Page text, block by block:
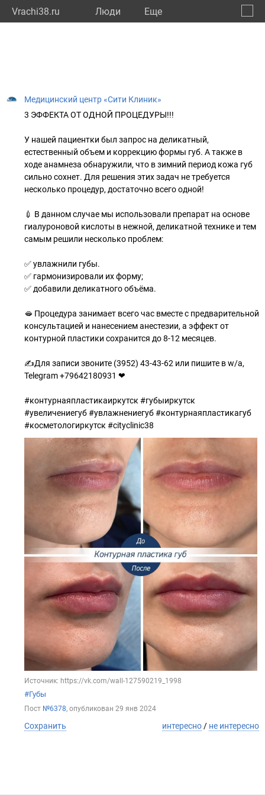
Vrachi38.ru Люди Eще
Медицинский центр «Сити Клиник»
3 ЭФФЕКТА ОТ ОДНОЙ ПРОЦЕДУРЫ!!!
У нашей пациентки был запрос на деликатный,
естественный объем и коррекцию формы губ. А также в
ходе анамнеза обнаружили, что в зимний период кожа губ
сильно сохнет. Для решения этих задач не требуется
несколько процедур, достаточно всего одной!
💉 В данном случае мы использовали препарат на основе
гиалуроновой кислоты в нежной, деликатной технике и тем
самым решили несколько проблем:
✅ увлажнили губы.
✅ гармонизировали их форму;
✅ добавили деликатного объёма.
🫦 Процедура занимает всего час вместе с предварительной
консультацией и нанесением анестезии, а эффект от
контурной пластики сохранится до 8-12 месяцев.
✍Для записи звоните (3952) 43-43-62 или пишите в w/a,
Telegram +79642180931 ❤
#контурнаяпластикаиркутск #губыиркутск
#увеличениегуб #увлажнениегуб #контурнаяпластикагуб
#косметологиркутск #cityclinic38
Источник: https://vk.com/wall-127590219_1998
#Губы
Пост №6378, опубликован 29 янв 2024
Сохранить интересно / не интересно